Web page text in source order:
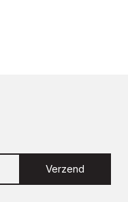
Verzend